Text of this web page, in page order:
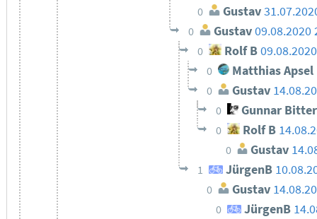
0 Gustav
0 Gustav 09.08.2020
0 Rolf B
0 Matthias Apsel
0 Gustav
0 Gunnar
0 Rolf B
0 Gustav
1 JürgenB
0 Gustav
0 JürgenB